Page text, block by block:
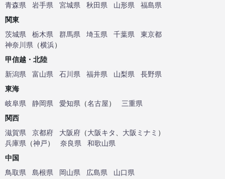
青森県
岩手県 宮城県 秋田県 山形県
福島県
関東
茨城県
栃木県 群馬県 埼玉県 千葉県
東京都
神奈川県 （横浜）
甲信越・北陸
新潟県
富山県 石川県 福井県 山梨県
長野県
東海
岐阜県
静岡県 愛知県 （名古屋）
三重県
関西
滋賀県
京都府 大阪府 （大阪キタ 大阪ミナミ ）
兵庫県 （神戸） 奈良県
和歌山県
中国
鳥取県
島根県 岡山県 広島県
山口県